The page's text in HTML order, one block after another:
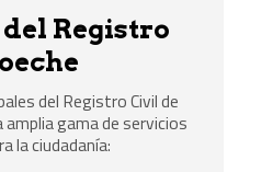
Registro
del Registro Civil de
amplia gama de servicios
la ciudadanía: